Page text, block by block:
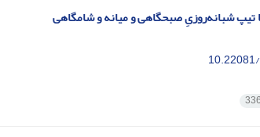
تیپ شبانه‌روزیِ صبحگاهی و میانه و شامگاهی